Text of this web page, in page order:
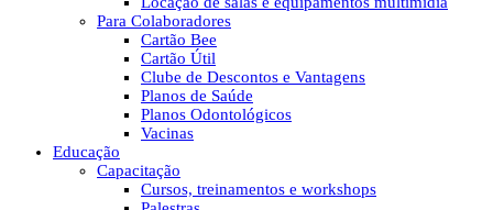
Para Colaboradores
Cartão Bee
Cartão Útil
Clube de Descontos e Vantagens
Planos de Saúde
Planos Odontológicos
Vacinas
Educação
Capacitação
Cursos, treinamentos e workshops